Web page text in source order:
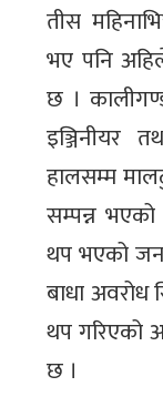
तीस
भए पनि
छ ।
इञ्जिनीयर
हालसम्म
सम्पन्न
थप भएको
बाधा अवरोध
थप गरिएको
छ ।